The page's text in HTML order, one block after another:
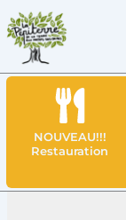
Aller
au
contenu
NOUVEAU!!!
Restauration